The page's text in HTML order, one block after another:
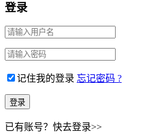
登录
记住我的登录 忘记密码 ?
已有账号？快去登录>>